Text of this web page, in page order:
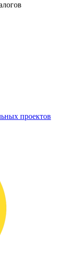
проектов